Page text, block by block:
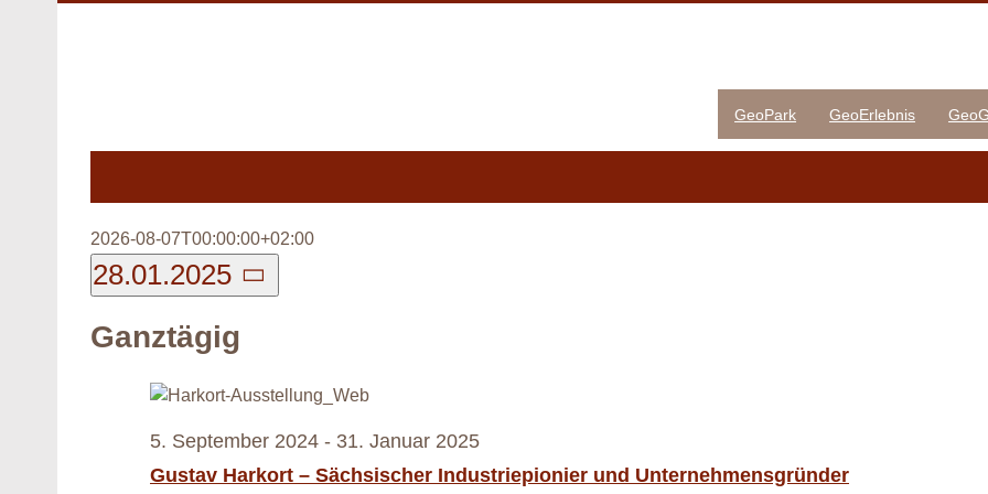
GeoPark GeoErlebnis
2026-08-07T00:00:00+02:00
Veranstaltungen
für
Januar
2025
28.01.2025
wählen.
Ganztägig
Gustav Harkort – Sächsischer Industriepionier und Unternehmensgründer
5. September 2024 - 31. Januar 2025